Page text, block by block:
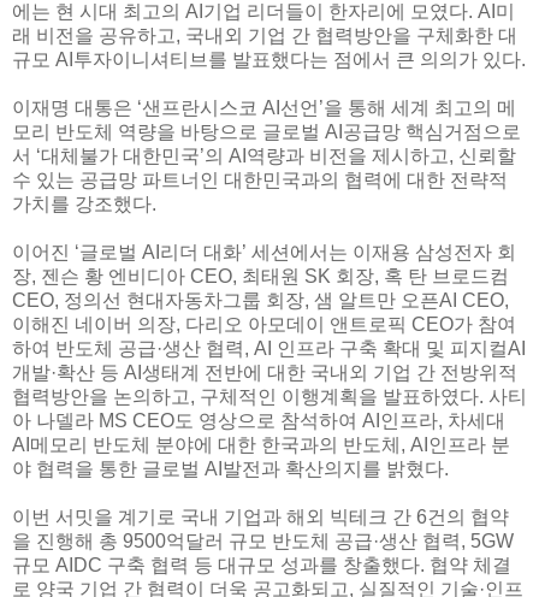
에는 현 시대 최고의 AI기업 리더들이 한자리에 모였다. AI미
래 비전을 공유하고, 국내외 기업 간 협력방안을 구체화한 대
규모 AI투자이니셔티브를 발표했다는 점에서 큰 의의가 있다.
이재명 대통은 ‘샌프란시스코 AI선언’을 통해 세계 최고의 메
모리 반도체 역량을 바탕으로 글로벌 AI공급망 핵심거점으로
서 ‘대체불가 대한민국’의 AI역량과 비전을 제시하고, 신뢰할
수 있는 공급망 파트너인 대한민국과의 협력에 대한 전략적
가치를 강조했다.
이어진 ‘글로벌 AI리더 대화’ 세션에서는 이재용 삼성전자 회
장, 젠슨 황 엔비디아 CEO, 최태원 SK 회장, 혹 탄 브로드컴
CEO, 정의선 현대자동차그룹 회장, 샘 알트만 오픈AI CEO,
이해진 네이버 의장, 다리오 아모데이 앤트로픽 CEO가 참여
하여 반도체 공급·생산 협력, AI 인프라 구축 확대 및 피지컬AI
개발·확산 등 AI생태계 전반에 대한 국내외 기업 간 전방위적
협력방안을 논의하고, 구체적인 이행계획을 발표하였다. 사티
아 나델라 MS CEO도 영상으로 참석하여 AI인프라, 차세대
AI메모리 반도체 분야에 대한 한국과의 반도체, AI인프라 분
야 협력을 통한 글로벌 AI발전과 확산의지를 밝혔다.
이번 서밋을 계기로 국내 기업과 해외 빅테크 간 6건의 협약
을 진행해 총 9500억달러 규모 반도체 공급·생산 협력, 5GW
규모 AIDC 구축 협력 등 대규모 성과를 창출했다. 협약 체결
로 양국 기업 간 협력이 더욱 공고화되고, 실질적인 기술·인프